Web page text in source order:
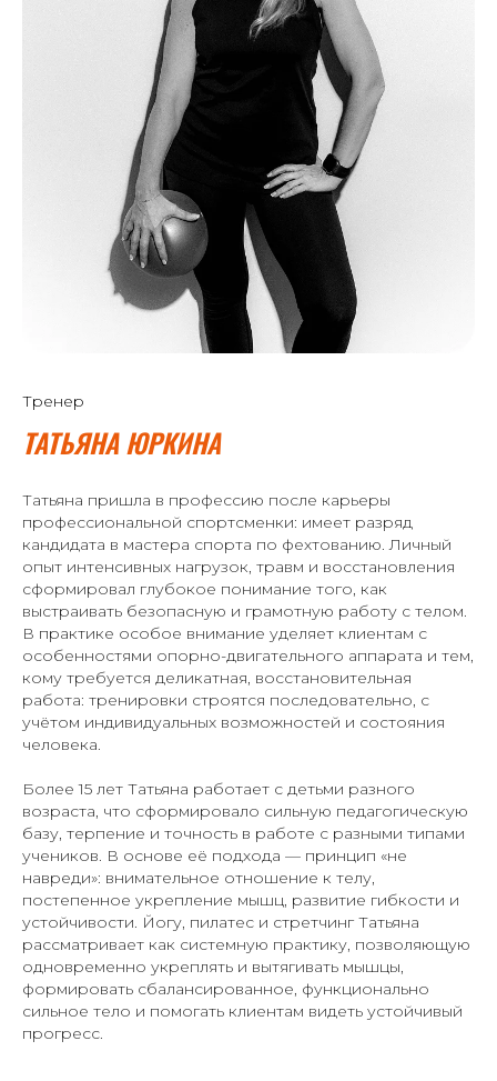
Тренер
ТАТЬЯНА ЮРКИНА
Татьяна пришла в профессию после карьеры
профессиональной спортсменки: имеет разряд
кандидата в мастера спорта по фехтованию. Личный
опыт интенсивных нагрузок, травм и восстановления
сформировал глубокое понимание того, как
выстраивать безопасную и грамотную работу с телом.
В практике особое внимание уделяет клиентам с
особенностями опорно-двигательного аппарата и тем,
кому требуется деликатная, восстановительная
работа: тренировки строятся последовательно, с
учётом индивидуальных возможностей и состояния
человека.
Более 15 лет Татьяна работает с детьми разного
возраста, что сформировало сильную педагогическую
базу, терпение и точность в работе с разными типами
учеников. В основе её подхода — принцип «не
навреди»: внимательное отношение к телу,
постепенное укрепление мышц, развитие гибкости и
устойчивости. Йогу, пилатес и стретчинг Татьяна
рассматривает как системную практику, позволяющую
одновременно укреплять и вытягивать мышцы,
формировать сбалансированное, функционально
сильное тело и помогать клиентам видеть устойчивый
прогресс.